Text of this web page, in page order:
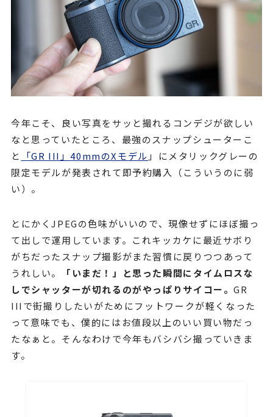
今年こそ、良い写真をサッと撮れるコンデジが欲しい
なと思っていたところ、最強のスナップシューターこ
と
「GR III」40mmのXモデル 」にメタリックグレーの
限定モデルが発表されて即予約購入（こういうのに弱
い）。
とにかくJPEGの色味がいいので、現像せずにほぼ撮っ
て出しで運用しています。これキッカケに最近サボり
がちだったスナップ撮影がまた習慣に戻りつつあって
うれしい。
「いまだ！」と思った瞬間にタイムロスな
しでシャッターが切れるのがやっぱりサイコー。GR
IIIで街撮りしたいがためにフットワークが軽くなった
って意味でも、僕的にはお値段以上のいい買い物だっ
たなぁと。そんなわけで今年もバシバシ撮っていきま
す。